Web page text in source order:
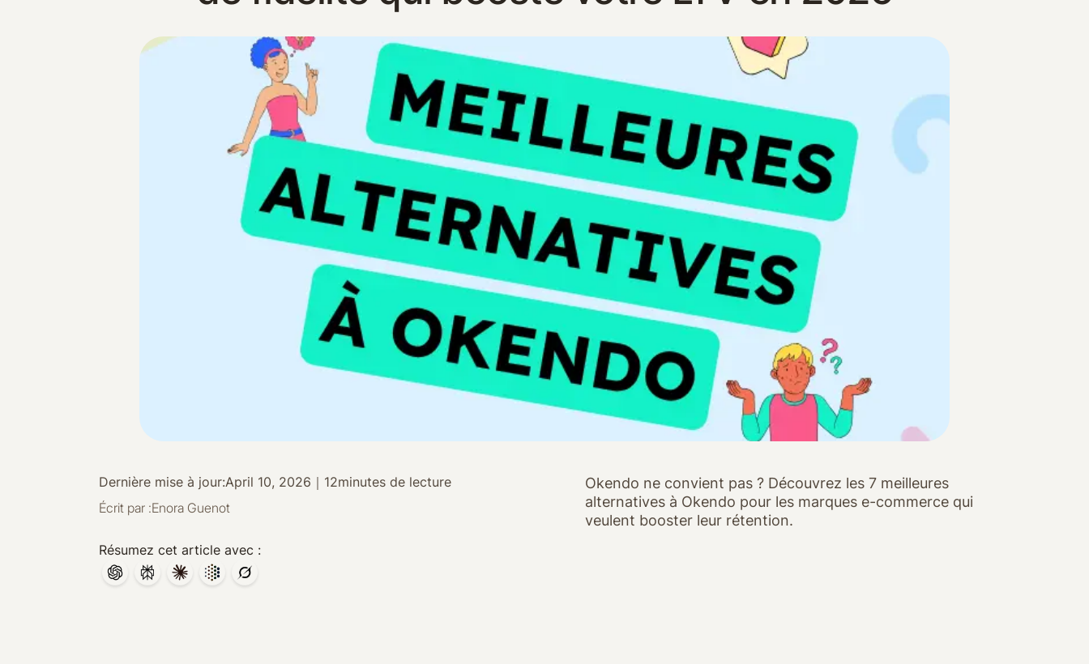
Dernière mise à jour:April 10, 2026 ｜ 12minutes de lecture
Écrit par :Enora Guenot
Résumez cet article avec :
Okendo ne convient pas ? Découvrez les 7 meilleures
alternatives à Okendo pour les marques e-commerce qui
veulent booster leur rétention.